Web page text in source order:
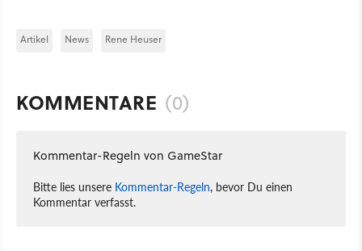
Artikel News Rene Heuser
KOMMENTARE (0)
Kommentar-Regeln von GameStar
Bitte lies unsere Kommentar-Regeln, bevor Du einen
Kommentar verfasst.